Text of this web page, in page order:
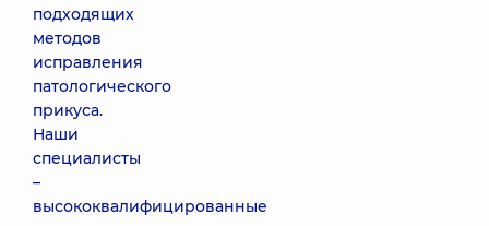
подходящих
методов
исправления
патологического
прикуса.
Наши
специалисты
–
высококвалифицированные